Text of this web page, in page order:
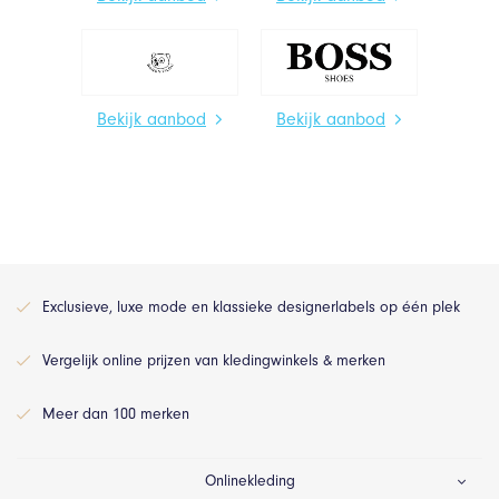
Bekijk aanbod Bekijk aanbod
Exclusieve, luxe mode en klassieke designerlabels op één plek
Vergelijk online prijzen van kledingwinkels & merken
Meer dan 100 merken
Onlinekleding